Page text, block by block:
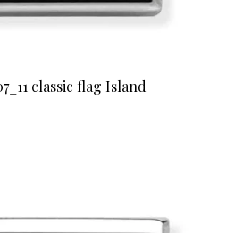
classic flag Island